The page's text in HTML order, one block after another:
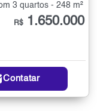
3 quartos - 248 m²
R$ 1.650.000
Contatar